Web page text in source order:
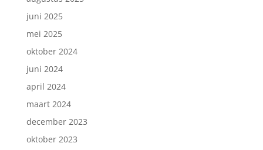
juni 2025
mei 2025
oktober 2024
juni 2024
april 2024
maart 2024
december 2023
oktober 2023